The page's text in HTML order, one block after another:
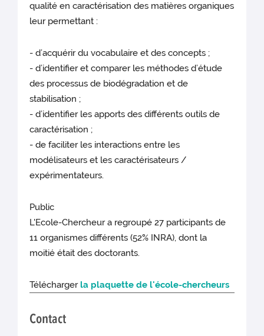
qualité en caractérisation des matières organiques
leur permettant :
- d’acquérir du vocabulaire et des concepts ;
- d’identifier et comparer les méthodes d’étude
des processus de biodégradation et de
stabilisation ;
- d’identifier les apports des différents outils de
caractérisation ;
- de faciliter les interactions entre les
modélisateurs et les caractérisateurs /
expérimentateurs.
Public
L'Ecole-Chercheur a regroupé 27 participants de
11 organismes différents (52% INRA), dont la
moitié était des doctorants.
Téléchargerla plaquette de l'école-chercheurs
Contact